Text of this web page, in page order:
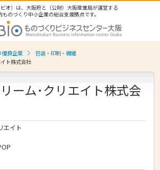
オ）は、大阪府と（公財）大阪産業局が運営する
ものづくり中小企業の総合支援拠点です。
優良企業
包装・印刷・繊維
ト株式会社
ーム･クリエイト株式会
エイト